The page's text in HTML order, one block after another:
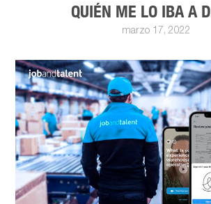
QUIÉN ME LO IBA A
marzo 17, 2022